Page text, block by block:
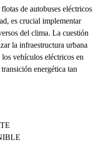
de autobuses eléctricos
es crucial implementar
del clima. La cuestión
la infraestructura urbana
vehículos eléctricos en
energética tan